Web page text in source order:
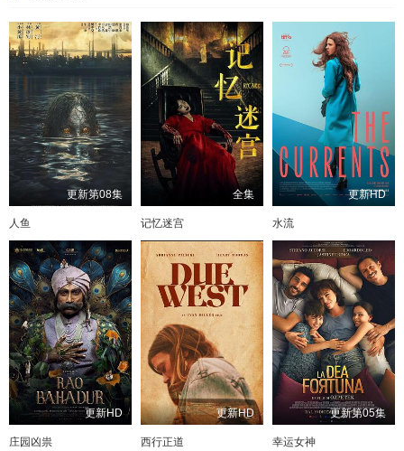
更新第08集
人鱼
全集
记忆迷宫
更新HD
水流
更新HD
庄园凶祟
更新HD
西行正道
更新第05集
幸运女神